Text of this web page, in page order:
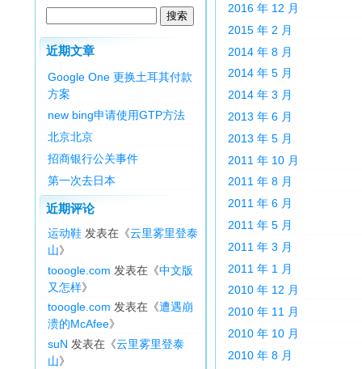
近期文章
Google One 更换土耳其付款
方案
new bing申请使用GTP方法
北京北京
招商银行公关事件
第一次去日本
近期评论
运动鞋 发表在《云里雾里登泰
山》
tooogle.com 发表在《中文版
又怎样》
tooogle.com 发表在《遭遇崩
溃的McAfee》
suN 发表在《云里雾里登泰
山》
2016 年 12 月
2015 年 2 月
2014 年 8 月
2014 年 5 月
2014 年 3 月
2013 年 6 月
2013 年 5 月
2011 年 10 月
2011 年 8 月
2011 年 6 月
2011 年 5 月
2011 年 3 月
2011 年 1 月
2010 年 12 月
2010 年 11 月
2010 年 10 月
2010 年 8 月